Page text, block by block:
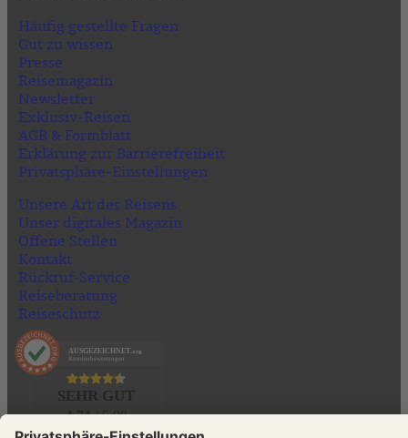
Häufig gestellte Fragen
Gut zu wissen
Presse
Reisemagazin
Newsletter
Exklusiv-Reisen
AGB & Formblatt
Erklärung zur Barrierefreiheit
Privatsphäre-Einstellungen
Unsere Art des Reisens
Unser digitales Magazin
Offene Stellen
Kontakt
Rückruf-Service
Reiseberatung
Reiseschutz
AUSGEZEICHNET .org
Kundenbewertungen
SEHR GUT
4.74/ 5.00
160 Bewertungen